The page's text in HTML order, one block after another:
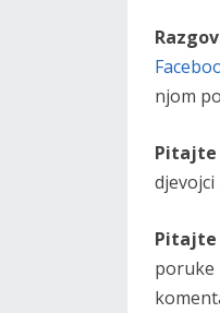
njom
Pitajte
Pitajte
poruke